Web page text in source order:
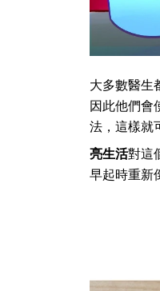
大多數醫生
因此他們會
法，這樣就
亮生活對這
早起時重新